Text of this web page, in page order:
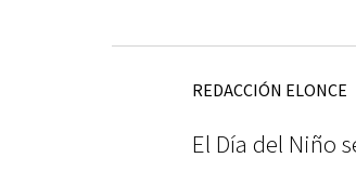
REDACCIÓN ELONCE
El Día del Niño